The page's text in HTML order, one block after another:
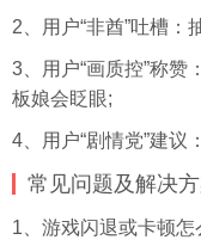
2、用户“非酋”吐槽
3、用户“画质控”称
板娘会眨眼;
4、用户“剧情党”建议
常见问题及解决
1、游戏闪退或卡顿怎